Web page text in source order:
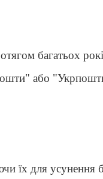
багатьох
або
їх для усунення